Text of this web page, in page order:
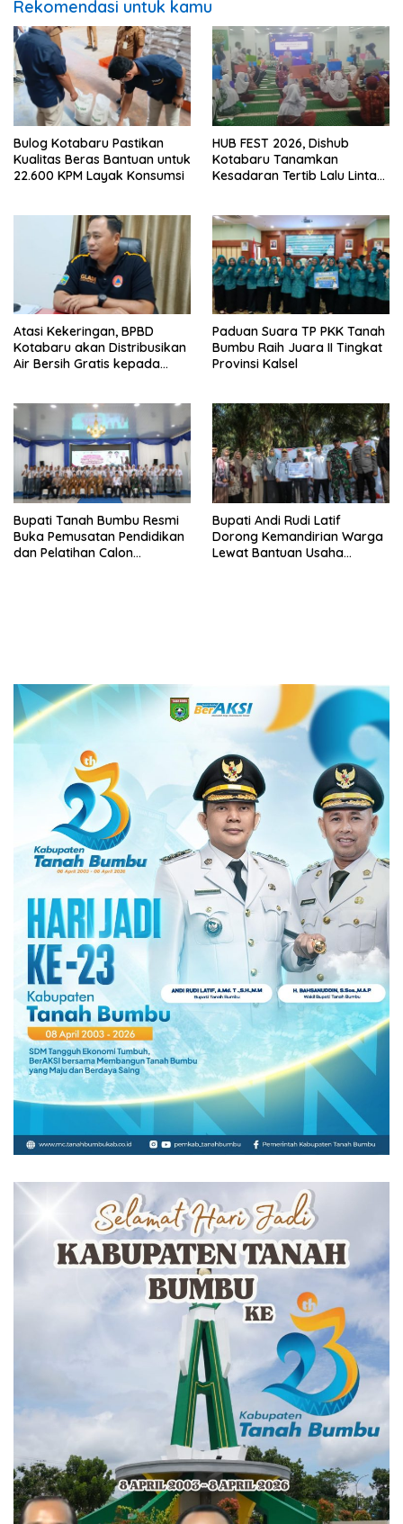
Rekomendasi untuk kamu
Bulog Kotabaru Pastikan
Kualitas Beras Bantuan untuk
22.600 KPM Layak Konsumsi
HUB FEST 2026, Dishub
Kotabaru Tanamkan
Kesadaran Tertib Lalu Lintas
Atasi Kekeringan, BPBD
Kotabaru akan Distribusikan
Air Bersih Gratis kepada
Paduan Suara TP PKK Tanah
Bumbu Raih Juara II Tingkat
Provinsi Kalsel
Bupati Tanah Bumbu Resmi
Buka Pemusatan Pendidikan
dan Pelatihan Calon
Bupati Andi Rudi Latif
Dorong Kemandirian Warga
Lewat Bantuan Usaha